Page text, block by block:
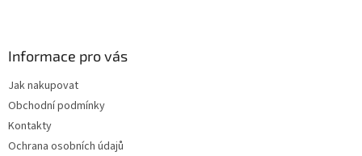
Informace pro vás
Jak nakupovat
Obchodní podmínky
Kontakty
Ochrana osobních údajů